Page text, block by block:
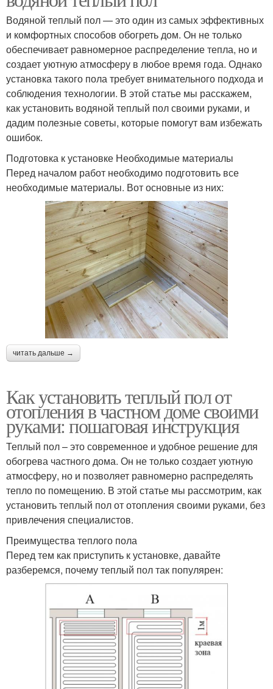
Водяной теплый пол — это один из самых эффективных
и комфортных способов обогреть дом. Он не только
обеспечивает равномерное распределение тепла, но и
создает уютную атмосферу в любое время года. Однако
установка такого пола требует внимательного подхода и
соблюдения технологии. В этой статье мы расскажем,
как установить водяной теплый пол своими руками, и
дадим полезные советы, которые помогут вам избежать
ошибок.
Подготовка к установке Необходимые материалы
Перед началом работ необходимо подготовить все
необходимые материалы. Вот основные из них:
читать дальше →
Как установить теплый пол от
отопления в частном доме своими
руками: пошаговая инструкция
Теплый пол – это современное и удобное решение для
обогрева частного дома. Он не только создает уютную
атмосферу, но и позволяет равномерно распределять
тепло по помещению. В этой статье мы рассмотрим, как
установить теплый пол от отопления своими руками, без
привлечения специалистов.
Преимущества теплого пола
Перед тем как приступить к установке, давайте
разберемся, почему теплый пол так популярен: